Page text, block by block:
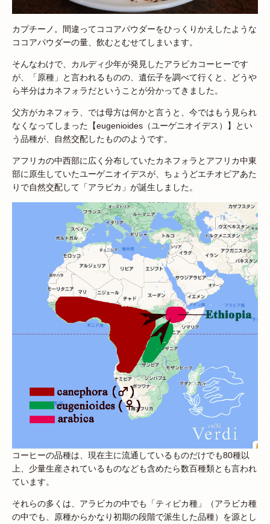
カプチーノ。間違ってココアパウダーをひっくりかえしたような
ココアパウダーの量、飲むとむせてしまいます。
そんなわけで、カルディ少年が発見したアラビカコーヒーです
が、「原種」と言われるものの、遺伝子を調べて行くと、どうや
ら半分はカネフォラだということが分かってきました。
父方がカネフォラ、では母方は何かと言うと、今ではもう見られ
なくなってしまった【eugenioides（ユーゲニオイデス）】とい
う品種が、自然交配したもののようです。
アフリカの中西部に広く分布していたカネフォラとアフリカ中東
部に原生していたユーゲニオイデスが、ちょうどエチオピアあた
りで自然交配して「アラビカ」が誕生しました。
コーヒーの品種は、現在主に流通しているものだけでも80種以
上、少量生産されているものなども含めたら数百種類とも言われ
ています。
それらの多くは、アラビカの中でも「ティピカ種」（アラビカ種
の中でも、原種からかなり初期の段階で派生した品種）を源とし